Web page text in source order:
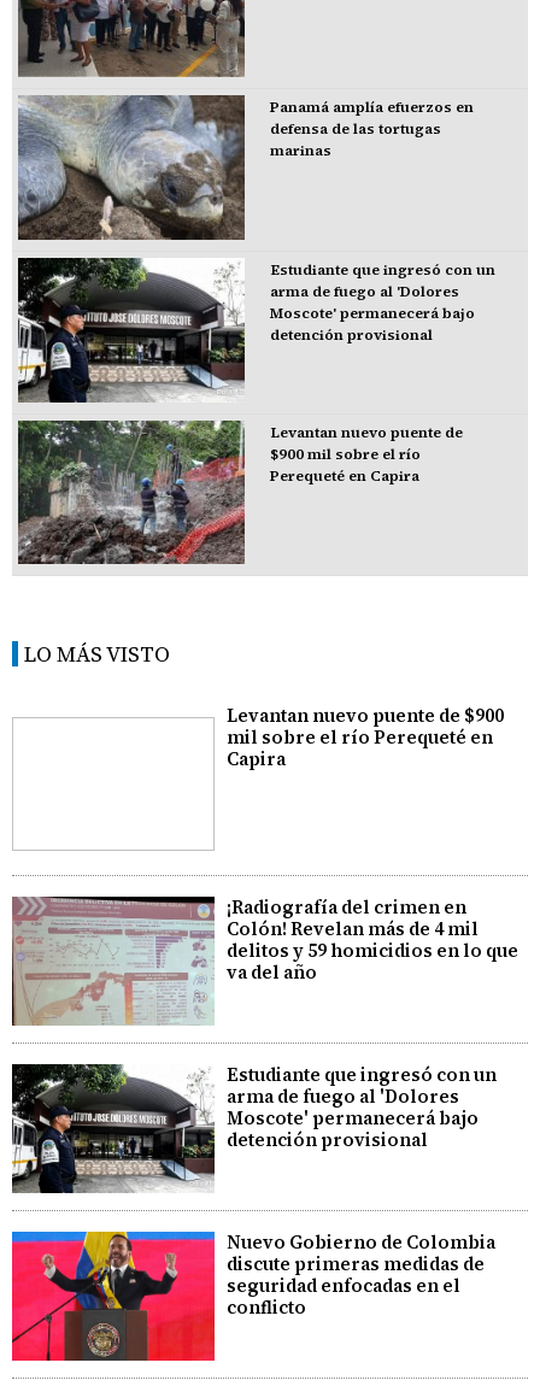
Panamá amplía efuerzos en
defensa de las tortugas
marinas
Estudiante que ingresó con un
arma de fuego al 'Dolores
Moscote' permanecerá bajo
detención provisional
Levantan nuevo puente de
$900 mil sobre el río
Perequeté en Capira
LO MÁS VISTO
Levantan nuevo puente de $900
mil sobre el río Perequeté en
Capira
¡Radiografía del crimen en
Colón! Revelan más de 4 mil
delitos y 59 homicidios en lo que
va del año
Estudiante que ingresó con un
arma de fuego al 'Dolores
Moscote' permanecerá bajo
detención provisional
Nuevo Gobierno de Colombia
discute primeras medidas de
seguridad enfocadas en el
conflicto